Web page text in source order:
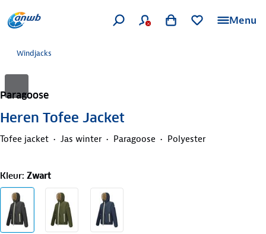
Menu
Windjacks
Paragoose
Heren Tofee Jacket
Tofee jacket Jas winter Paragoose Polyester
Kleur: Zwart